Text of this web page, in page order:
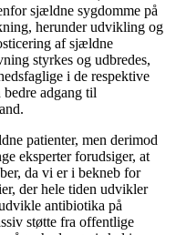
sjældne sygdomme på
herunder udvikling og
af sjældne
styrkes og udbredes,
i de respektive
adgang til
patienter, men derimod
eksperter forudsiger, at
da vi er i bekneb for
der hele tiden udvikler
antibiotika på
støtte fra offentlige